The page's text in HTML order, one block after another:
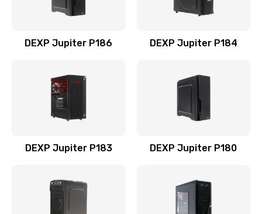
DEXP Jupiter P186 DEXP Jupiter P184
DEXP Jupiter P183 DEXP Jupiter P180